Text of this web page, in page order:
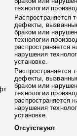
технологии
Распространяется
дефекты,
браком или
технологии
распространяется
нарушения
установке.
Распространяется
дефекты,
браком или
технологии
распространяется
нарушения
установке.
Отсутствуют